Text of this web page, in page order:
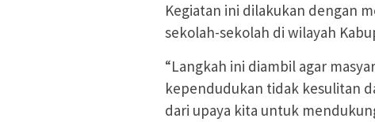
Kegiatan ini dilakukan dengan
sekolah-sekolah di wilayah
“Langkah ini diambil agar
kependudukan tidak kesulitan
dari upaya kita untuk